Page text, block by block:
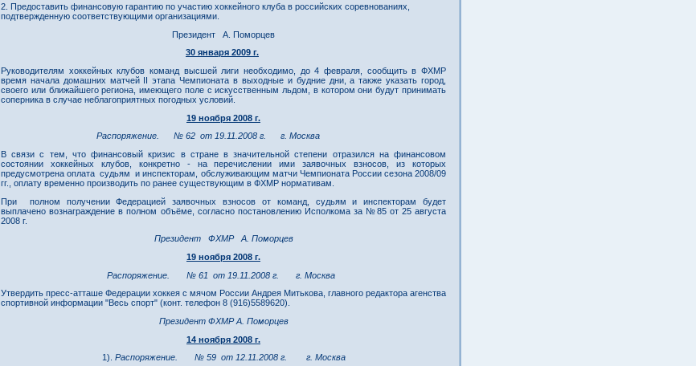
2. Предоставить финансовую гарантию по участию хоккейного клуба в российских соревнованиях,
подтвержденную соответствующими организациями.
Президент А. Поморцев
30 января 2009 г.
Руководителям хоккейных клубов команд высшей лиги необходимо, до 4 февраля, сообщить в ФХМР
время начала домашних матчей II этапа Чемпионата в выходные и будние дни, а также указать город,
своего или ближайшего региона, имеющего поле с искусственным льдом, в котором они будут принимать
соперника в случае неблагоприятных погодных условий.
19 ноября 2008 г.
Распоряжение. № 62 от 19.11.2008 г. г. Москва
В связи с тем, что финансовый кризис в стране в значительной степени отразился на финансовом
состоянии хоккейных клубов, конкретно - на перечислении ими заявочных взносов, из которых
предусмотрена оплата судьям и инспекторам, обслуживающим матчи Чемпионата России сезона 2008/09
гг., оплату временно производить по ранее существующим в ФХМР нормативам.
При полном получении Федерацией заявочных взносов от команд, судьям и инспекторам будет
выплачено вознаграждение в полном объёме, согласно постановлению Исполкома за №85 от 25 августа
2008 г.
Президент ФХМР А. Поморцев
19 ноября 2008 г.
Распоряжение. № 61 от 19.11.2008 г. г. Москва
Утвердить пресс-атташе Федерации хоккея с мячом России Андрея Митькова, главного редактора агенства
спортивной информации "Весь спорт" (конт. телефон 8 (916)5589620).
Президент ФХМР А. Поморцев
14 ноября 2008 г.
1). Распоряжение. № 59 от 12.11.2008 г. г. Москва